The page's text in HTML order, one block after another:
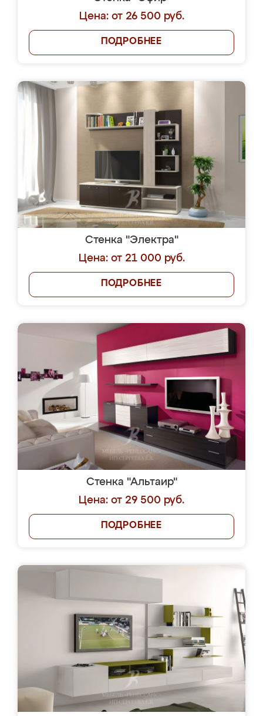
Цена: от 26 500 руб.
ПОДРОБНЕЕ
Стенка "Электра"
Цена: от 21 000 руб.
ПОДРОБНЕЕ
Стенка "Альтаир"
Цена: от 29 500 руб.
ПОДРОБНЕЕ